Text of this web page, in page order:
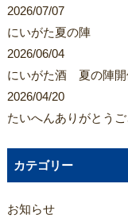
2026/07/07
にいがた夏の陣
2026/06/04
にいがた酒 夏の陣開
2026/04/20
たいへんありがとうご
カテゴリー
お知らせ